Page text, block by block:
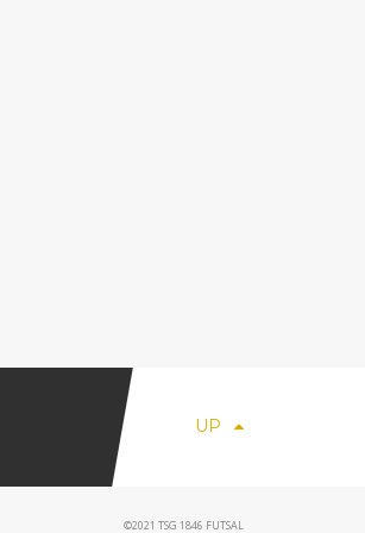
UP
©2021 TSG 1846 FUTSAL